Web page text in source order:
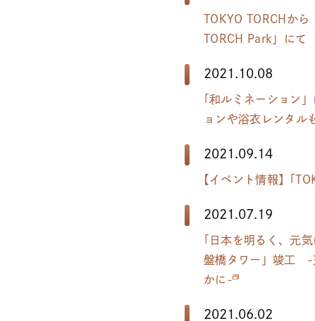
TOKYO TORCHから
TORCH Park」にて
2021.10.08
和ルミネーション
ョンや浴衣レンタル
2021.09.14
イベント情報 】 「
2021.07.19
日本を明るく、元
盤橋タワー」竣工 -
かに-
2021.06.02